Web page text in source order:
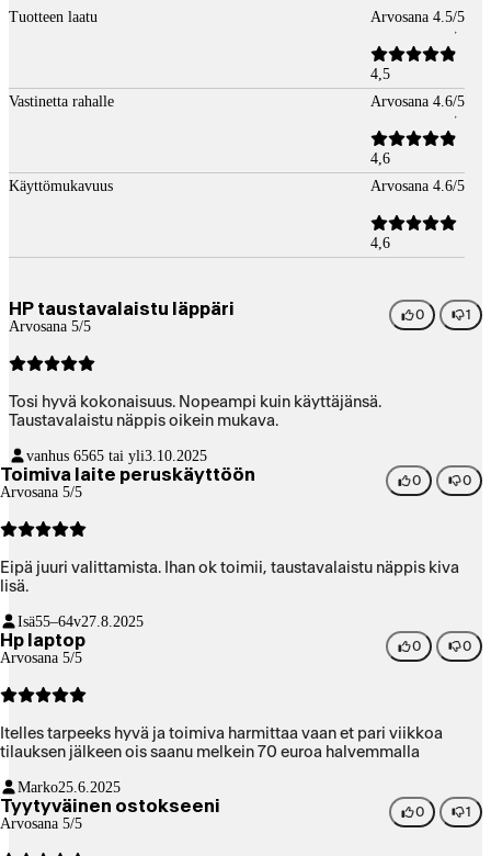
Tuotteen laatu Arvosana 4.5/5
4,5
Vastinetta rahalle
Arvosana 4.6/5
4,6
Käyttömukavuus
Arvosana 4.6/5
4,6
HP taustavalaistu läppäri
Arvosana 5/5
0 1
Tosi hyvä kokonaisuus. Nopeampi kuin käyttäjänsä.
Taustavalaistu näppis oikein mukava.
vanhus 6565 tai yli3.10.2025
Toimiva laite peruskäyttöön
Arvosana 5/5
0 0
Eipä juuri valittamista. Ihan ok toimii, taustavalaistu näppis kiva
lisä.
Isä55–64v27.8.2025
Hp laptop
Arvosana 5/5
0 0
Itelles tarpeeks hyvä ja toimiva harmittaa vaan et pari viikkoa
tilauksen jälkeen ois saanu melkein 70 euroa halvemmalla
Marko25.6.2025
Tyytyväinen ostokseeni
Arvosana 5/5
0 1